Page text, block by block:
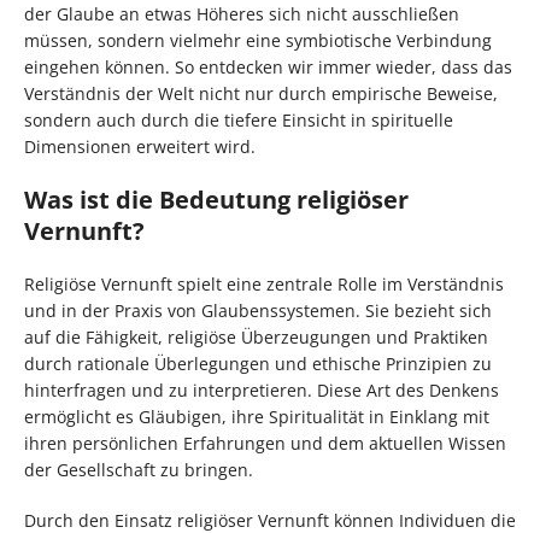
der Glaube an etwas Höheres sich nicht ausschließen
müssen, sondern vielmehr eine symbiotische Verbindung
eingehen können. So entdecken wir immer wieder, dass das
Verständnis der Welt nicht nur durch empirische Beweise,
sondern auch durch die tiefere Einsicht in spirituelle
Dimensionen erweitert wird.
Was ist die Bedeutung religiöser
Vernunft?
Religiöse Vernunft spielt eine zentrale Rolle im Verständnis
und in der Praxis von Glaubenssystemen. Sie bezieht sich
auf die Fähigkeit, religiöse Überzeugungen und Praktiken
durch rationale Überlegungen und ethische Prinzipien zu
hinterfragen und zu interpretieren. Diese Art des Denkens
ermöglicht es Gläubigen, ihre Spiritualität in Einklang mit
ihren persönlichen Erfahrungen und dem aktuellen Wissen
der Gesellschaft zu bringen.
Durch den Einsatz religiöser Vernunft können Individuen die